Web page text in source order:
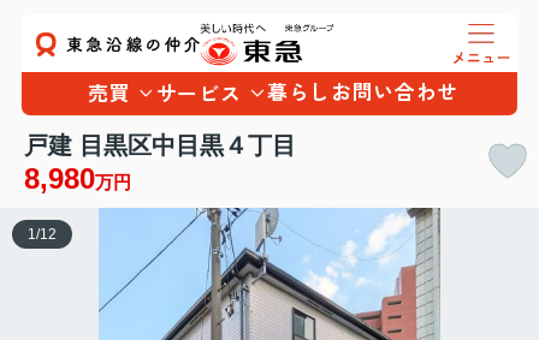
売買 サービス 暮らし お問い合わせ
戸建 目黒区中目黒４丁目
8,980万円
1 /12